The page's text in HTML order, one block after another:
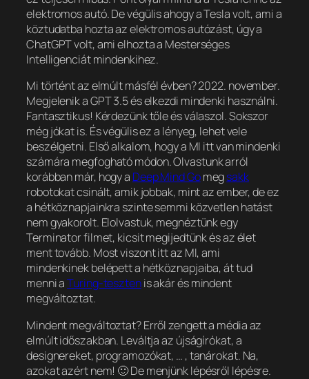
elektromos autó. De végülis ahogy a Tesla volt, ami a
köztudatba hozta az elektromos autózást, úgy a
ChatGPT volt, ami elhozta a Mesterséges
Intelligenciát mindenkihez.
Mi történt az elmúlt másfél évben? 2022. november.
Megjelenik a GPT 3.5 és elkezdi mindenki használni.
Fantasztikus! Kérdezünk tőle és válaszol. Sokszor
még jókat is. És végülis ez a lényeg, lehet vele
beszélgetni. Első alkalom, hogy a MI itt van mindenki
számára megfogható módon. Olvastunk arról
korábban már, hogy a Deep Mind Gomegsakk
robotokat csinált, amik jobbak, mint az ember, de ez
a hétköznapjainkra szinte semmi közvetlen hatást
nem gyakorolt. Elolvastuk, megnéztünk egy
Terminator filmet, kicsit megijedtünk és az élet
ment tovább. Most viszont itt az MI, ami
mindenkinek belépett a hétköznapjaiba, át tud
menni aTuring-tesztenis akár és mindent
megváltoztat.
Mindent megváltoztat? Erről zengett a média az
elmúlt időszakban. Leváltja az újságírókat, a
designereket, programozókat, … , tanárokat. Na,
azokat azért nem! 🙂 De menjünk lépésről lépésre.